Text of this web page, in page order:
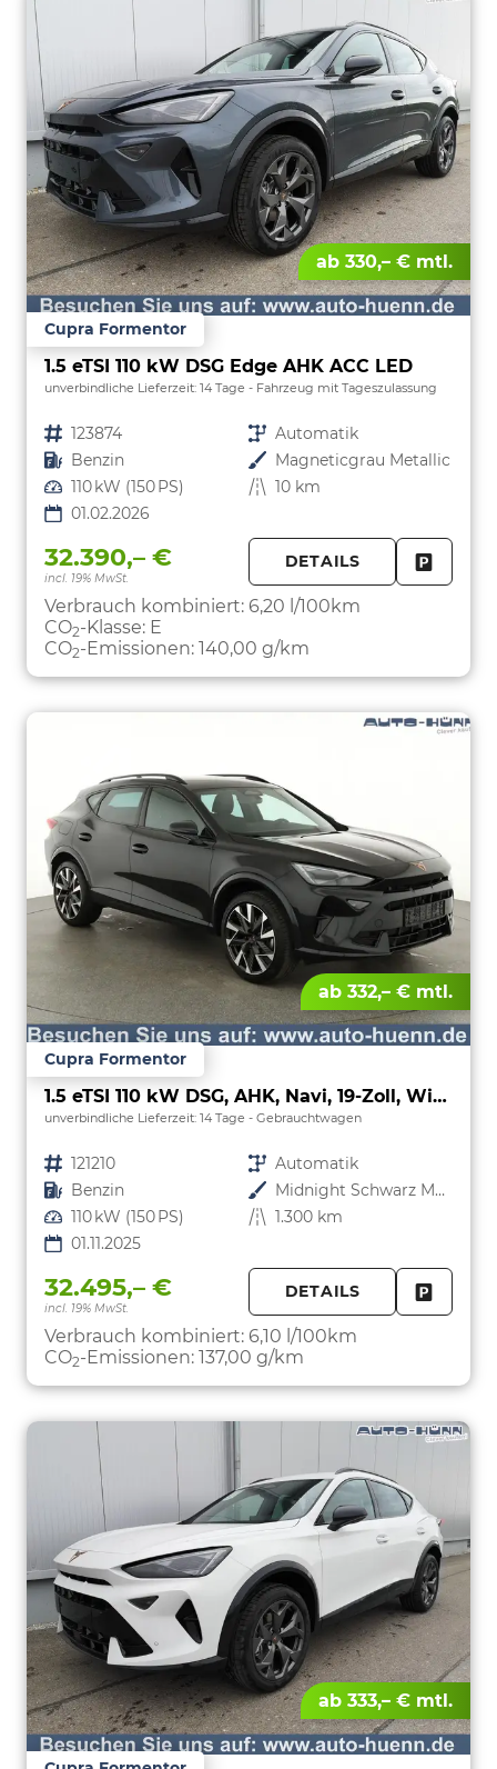
ab 330,– € mtl.
Cupra Formentor
1.5 eTSI 110 kW DSG Edge AHK ACC LED
unverbindliche Lieferzeit: 14 Tage Fahrzeug mit Tageszulassung
Fahrzeugnr. 123874 Getriebe Automatik
Kraftstoff Benzin Außenfarbe Magneticgrau Metallic
Leistung 110 kW (150 PS) Kilometerstand 10 km
01.02.2026
32.390,– €
incl. 19% MwSt.
DETAILS
Verbrauch kombiniert: 6,20 l/100km
CO2-Klasse: E
CO2-Emissionen: 140,00 g/km
ab 332,– € mtl.
Cupra Formentor
1.5 eTSI 110 kW DSG, AHK, Navi, 19-Zoll, Winterpaket
unverbindliche Lieferzeit: 14 Tage Gebrauchtwagen
Fahrzeugnr. 121210 Getriebe Automatik
Kraftstoff Benzin Außenfarbe
Midnight Schwarz Metallic
Leistung 110 kW (150 PS) Kilometerstand 1.300 km
01.11.2025
32.495,– €
incl. 19% MwSt.
DETAILS
Verbrauch kombiniert: 6,10 l/100km
CO2-Emissionen: 137,00 g/km
ab 333,– € mtl.